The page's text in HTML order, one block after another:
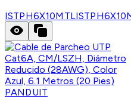
ISTPH6X10MTL
PANDUIT